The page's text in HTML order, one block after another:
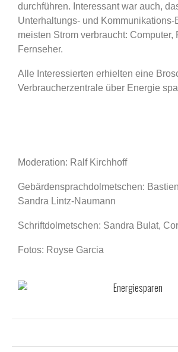
durchführen. Interessant war auch,
Unterhaltungs- und Kommunikations-
meisten Strom verbraucht: Computer,
Fernseher.
Alle Interessierten erhielten eine
Verbraucherzentrale über Energie
Moderation: Ralf Kirchhoff
Gebärdensprachdolmetschen:
Sandra Lintz-Naumann
Schriftdolmetschen: Sandra Bulat,
Fotos: Royse Garcia